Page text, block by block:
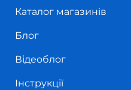
Каталог магазинів
Блог
Відеоблог
Інструкції